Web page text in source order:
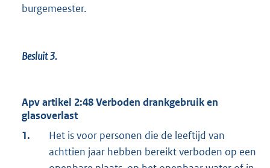
burgemeester.
Besluit 3.
Apv artikel 2:48 Verboden drankgebruik en
glasoverlast
1.
Het is voor personen die de leeftijd van
achttien jaar hebben bereikt verboden op een